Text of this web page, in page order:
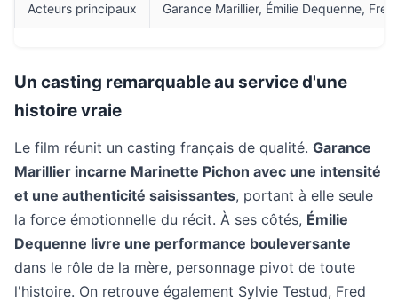
Acteurs principaux Garance Marillier, Émilie Dequenne,
Un casting remarquable au service d'une
histoire vraie
Le film réunit un casting français de qualité. Garance
Marillier incarne Marinette Pichon avec une intensité
et une authenticité saisissantes, portant à elle seule
la force émotionnelle du récit. À ses côtés, Émilie
Dequenne livre une performance bouleversante
dans le rôle de la mère, personnage pivot de toute
l'histoire. On retrouve également Sylvie Testud, Fred